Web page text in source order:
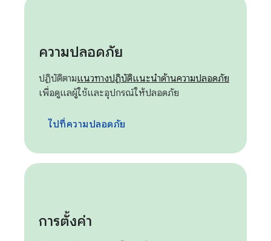
ความปลอดภัย
ปฏิบัติตามแนวทางปฏิบัติแนะนำด้านความปลอดภัย
เพื่อดูแลผู้ใช้และอุปกรณ์ให้ปลอดภัย
ไปที่ความปลอดภัย
การตั้งค่า